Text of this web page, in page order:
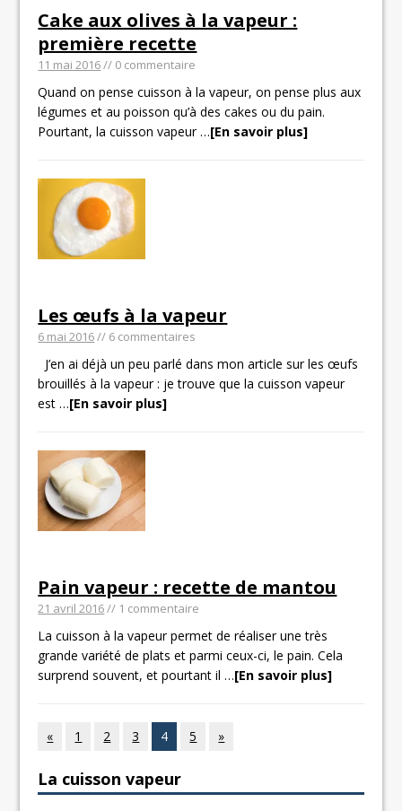
Cake aux olives à la vapeur :
première recette
11 mai 2016// 0 commentaire
Quand on pense cuisson à la vapeur, on pense plus aux
légumes et au poisson qu’à des cakes ou du pain.
Pourtant, la cuisson vapeur…[En savoir plus]
Les œufs à la vapeur
6 mai 2016// 6 commentaires
J’en ai déjà un peu parlé dans mon article sur les œufs
brouillés à la vapeur : je trouve que la cuisson vapeur
est…[En savoir plus]
Pain vapeur : recette de mantou
21 avril 2016// 1 commentaire
La cuisson à la vapeur permet de réaliser une très
grande variété de plats et parmi ceux-ci, le pain. Cela
surprend souvent, et pourtant il…[En savoir plus]
« 1 2 3 4 5 »
La cuisson vapeur